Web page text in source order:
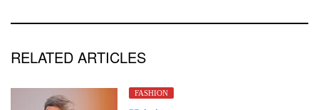
RELATED ARTICLES
FASHION